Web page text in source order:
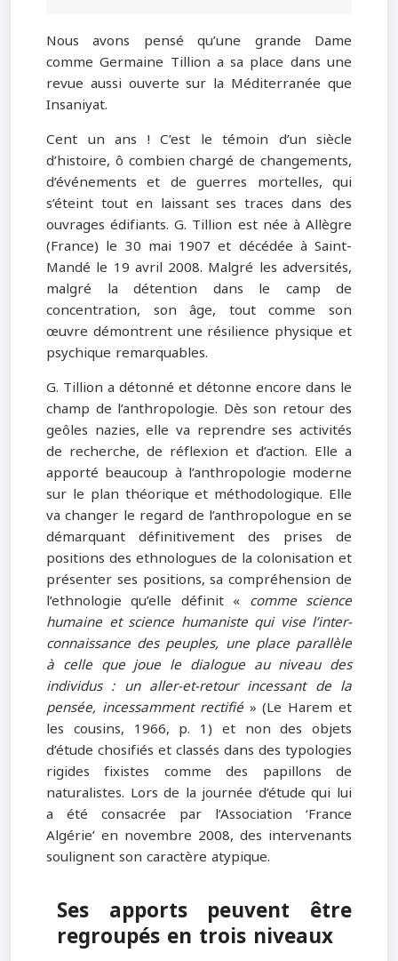
Nous avons pensé qu’une grande Dame
comme Germaine Tillion a sa place dans une
revue aussi ouverte sur la Méditerranée que
Insaniyat.
Cent un ans ! C’est le témoin d’un siècle
d’histoire, ô combien chargé de changements,
d’événements et de guerres mortelles, qui
s’éteint tout en laissant ses traces dans des
ouvrages édifiants. G. Tillion est née à Allègre
(France) le 30 mai 1907 et décédée à Saint-
Mandé le 19 avril 2008. Malgré les adversités,
malgré la détention dans le camp de
concentration, son âge, tout comme son
œuvre démontrent une résilience physique et
psychique remarquables.
G. Tillion a détonné et détonne encore dans le
champ de l’anthropologie. Dès son retour des
geôles nazies, elle va reprendre ses activités
de recherche, de réflexion et d’action. Elle a
apporté beaucoup à l’anthropologie moderne
sur le plan théorique et méthodologique. Elle
va changer le regard de l’anthropologue en se
démarquant définitivement des prises de
positions des ethnologues de la colonisation et
présenter ses positions, sa compréhension de
l’ethnologie qu’elle définit « comme science
humaine et science humaniste qui vise l’inter-
connaissance des peuples, une place parallèle
à celle que joue le dialogue au niveau des
individus : un aller-et-retour incessant de la
pensée, incessamment rectifié » (Le Harem et
les cousins, 1966, p. 1) et non des objets
d’étude chosifiés et classés dans des typologies
rigides fixistes comme des papillons de
naturalistes. Lors de la journée d’étude qui lui
a été consacrée par l’Association ‘France
Algérie’ en novembre 2008, des intervenants
soulignent son caractère atypique.
Ses apports peuvent être
regroupés en trois niveaux